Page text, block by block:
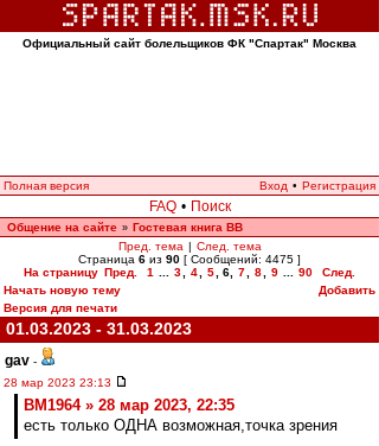
Официальный сайт болельщиков ФК "Спартак" Москва
Полная версия Вход • Регистрация
FAQ • Поиск
Общение на сайте » Гостевая книга ВВ
Пред. тема | След. тема
Страница 6 из 90 [ Сообщений: 4475 ]
На страницу Пред. 1 3 4 5 6 7 8 9 90
След.
Начать новую тему
Добавить
Версия для печати
01.03.2023 - 31.03.2023
gav -
28 мар 2023 23:13
BM1964 » 28 мар 2023, 22:35
есть только ОДНА возможная,точка зрения